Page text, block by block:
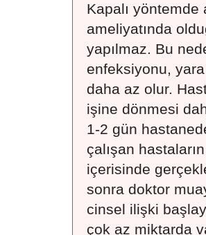
Kapalı yöntemde
ameliyatında
yapılmaz. Bu
enfeksiyonu,
daha az olur.
işine dönmesi
1-2 gün
çalışan
içerisinde
sonra doktor
cinsel ilişki
çok az miktarda